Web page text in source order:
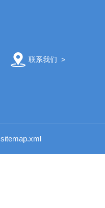
联系我们 >
sitemap.xml